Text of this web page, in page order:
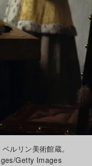
ルリン美術館蔵。
Getty Images